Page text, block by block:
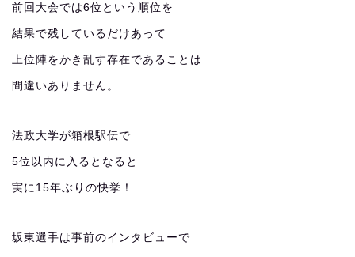
前回大会では6位という順位を
結果で残しているだけあって
上位陣をかき乱す存在であることは
間違いありません。
法政大学が箱根駅伝で
5位以内に入るとなると
実に15年ぶりの快挙！
坂東選手は事前のインタビューで